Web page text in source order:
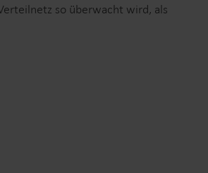
so überwacht wird, als